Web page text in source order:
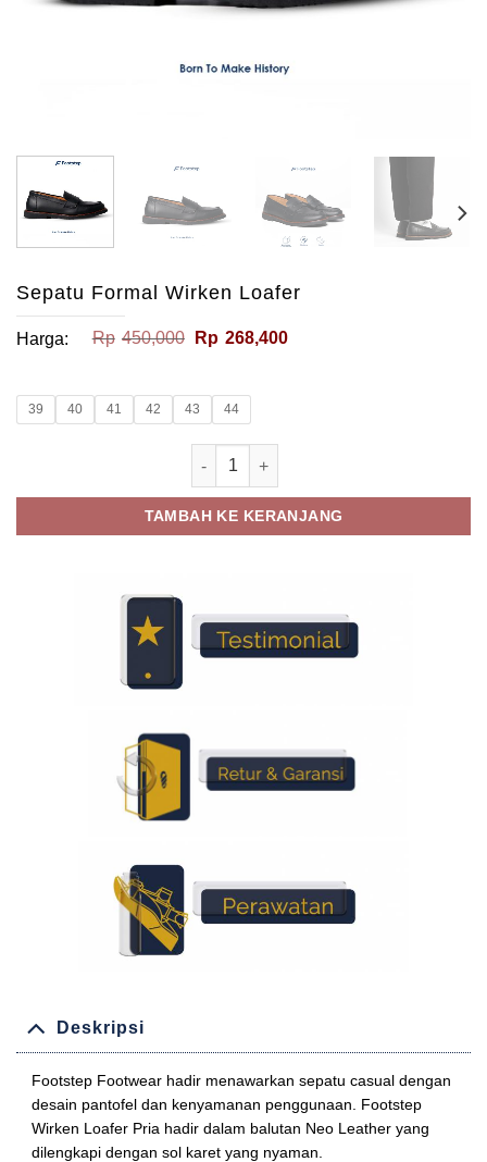
Sepatu Formal Wirken Loafer
Harga: Rp 450,000 Harga
Rp 268,400Harga
39 40 41 42 43 44
Kuantitas Sepatu Formal Wirken
TAMBAH KE KERANJANG
Deskripsi
Footstep Footwear hadir menawarkan sepatu casual dengan
desain pantofel dan kenyamanan penggunaan. Footstep
Wirken Loafer Pria hadir dalam balutan Neo Leather yang
dilengkapi dengan sol karet yang nyaman.